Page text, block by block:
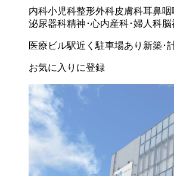
内科小児科整形外科皮膚科耳鼻咽
泌尿器科精神･心内産科･婦人科
医療ビル駅近く 駐車場あり 新築･
お気に入りに登録